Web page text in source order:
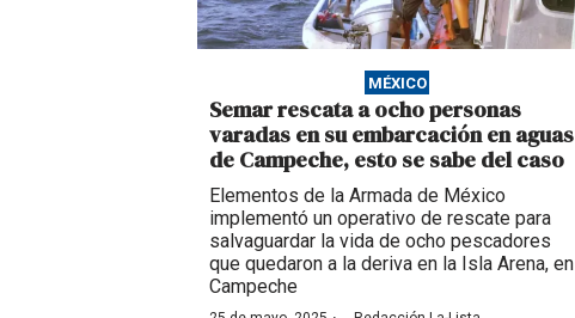
MÉXICO
Semar rescata a ocho personas
varadas en su embarcación en aguas
de Campeche, esto se sabe del caso
Elementos de la Armada de México
implementó un operativo de rescate para
salvaguardar la vida de ocho pescadores
que quedaron a la deriva en la Isla Arena, en
Campeche